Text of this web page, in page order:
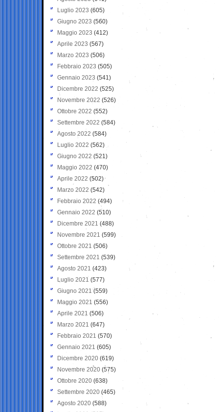
Luglio 2023 (605)
Giugno 2023 (560)
Maggio 2023 (412)
Aprile 2023 (567)
Marzo 2023 (506)
Febbraio 2023 (505)
Gennaio 2023 (541)
Dicembre 2022 (525)
Novembre 2022 (526)
Ottobre 2022 (552)
Settembre 2022 (584)
Agosto 2022 (584)
Luglio 2022 (562)
Giugno 2022 (521)
Maggio 2022 (470)
Aprile 2022 (502)
Marzo 2022 (542)
Febbraio 2022 (494)
Gennaio 2022 (510)
Dicembre 2021 (488)
Novembre 2021 (599)
Ottobre 2021 (506)
Settembre 2021 (539)
Agosto 2021 (423)
Luglio 2021 (577)
Giugno 2021(559)
Maggio 2021 (556)
Aprile 2021 (506)
Marzo 2021 (647)
Febbraio 2021 (570)
Gennaio 2021 (605)
Dicembre 2020 (619)
Novembre 2020 (575)
Ottobre 2020 (638)
Settembre 2020(465)
Agosto 2020 (588)